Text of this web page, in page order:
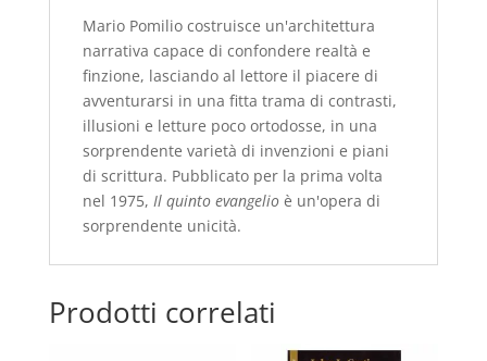
Mario Pomilio costruisce un'architettura
narrativa capace di confondere realtà e
finzione, lasciando al lettore il piacere di
avventurarsi in una fitta trama di contrasti,
illusioni e letture poco ortodosse, in una
sorprendente varietà di invenzioni e piani
di scrittura. Pubblicato per la prima volta
nel 1975, Il quinto evangelioè un'opera di
sorprendente unicità.
Prodotti correlati